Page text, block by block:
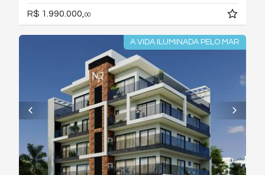
R$ 1.990.000, 00
A VIDA ILUMINADA PELO MAR